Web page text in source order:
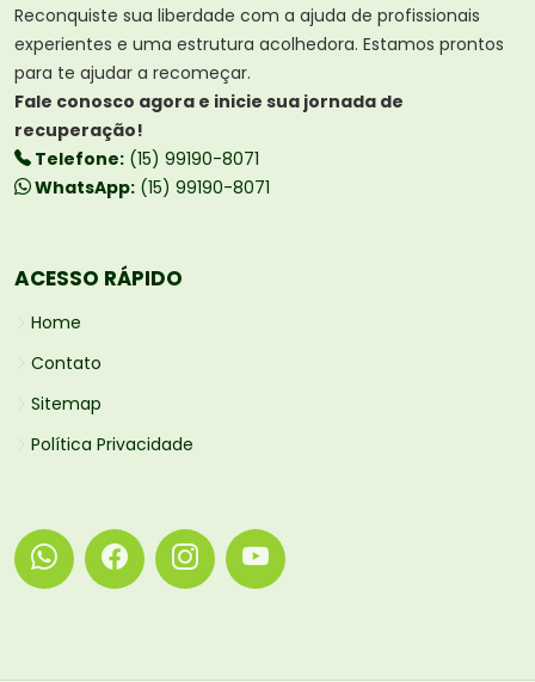
Reconquiste sua liberdade com a ajuda de profissionais
experientes e uma estrutura acolhedora. Estamos prontos
para te ajudar a recomeçar.
Fale conosco agora e inicie sua jornada de
recuperação!
Telefone: (15) 99190-8071
WhatsApp: (15) 99190-8071
ACESSO RÁPIDO
Home
Contato
Sitemap
Política Privacidade